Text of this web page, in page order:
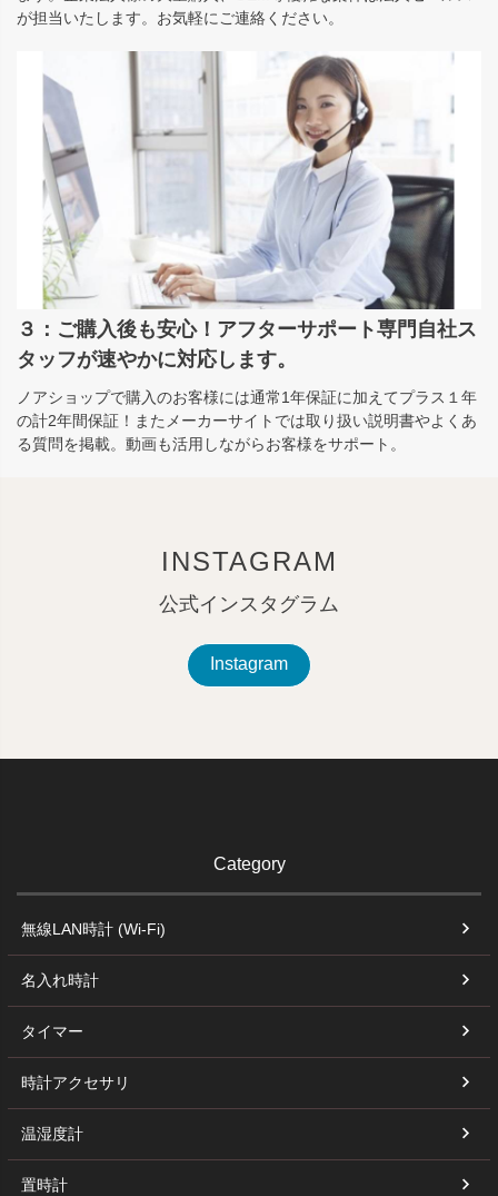
が担当いたします。お気軽にご連絡ください。
３：ご購入後も安心！アフターサポート専門自社ス
タッフが速やかに対応します。
ノアショップで購入のお客様には通常1年保証に加えてプラス１年
の計2年間保証！またメーカーサイトでは取り扱い説明書やよくあ
る質問を掲載。動画も活用しながらお客様をサポート。
INSTAGRAM
公式インスタグラム
Instagram
Category
無線LAN時計 (Wi-Fi)
名入れ時計
タイマー
時計アクセサリ
温湿度計
置時計